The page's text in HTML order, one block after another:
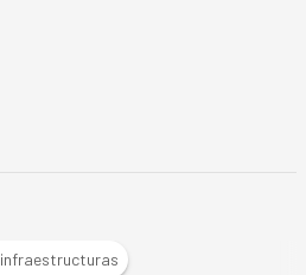
infraestructuras